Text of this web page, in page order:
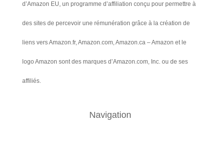
d’Amazon EU, un programme d’affiliation conçu pour permettre à
des sites de percevoir une rémunération grâce à la création de
liens vers Amazon.fr, Amazon.com, Amazon.ca – Amazon et le
logo Amazon sont des marques d’Amazon.com, Inc. ou de ses
affiliés.
Navigation